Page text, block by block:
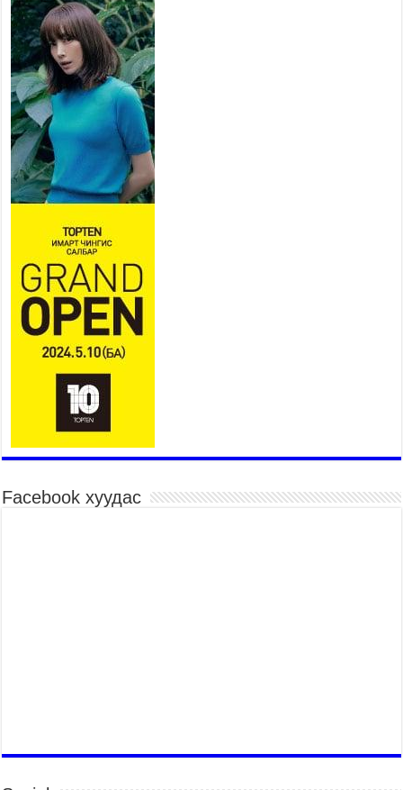
Үер усны болзошгүй аюулаас
сэргийлж, холбогдох
байгууллагууд өндөржүүлсэн
бэлэн байдалд ажиллаж байна
2026 оны 7 сар 15 / 13 цаг 06 минут
Монгол адууны үнэ цэнийг дэлхийд сурталчлах
“Дэлхийн адууны өдөр”-т 15000 морьтон оролцож
байна
2026 оны 7 сар 15 / 11 цаг 51 минут
Шагайн харвааны насанд хүрэгчдийн багийн
төрөлд 106 багийн 848 харваач өрсөлдөж,
2026 оны 7 сар 15 / 11 цаг 45 минут
Үндэсний их баяр наадмын сур харвааны
шагналыг нийслэлийн Засаг дарга бөгөөд
Улаанбаатар хотын Захирагч Б.Пүрэвдагва
гардууллаа
2026 оны 7 сар 15 / 11 цаг 41 минут
Нийслэлийн Эрүүл мэндийн газраас 45 баг
иргэдэд тусламж, үйлчилгээ үзүүлж байна
2026 оны 7 сар 15 / 11 цаг 30 минут
Хүчит бөхийн барилдааны тавын даваа
2026 оны 7 сар 15 / 11 цаг 26 минут
Төв цэнгэлдэх орчмын цэвэрлэгээ, үйлчилгээнд
161 ажилтан, 27 техниктэй ажиллаж байна
Үндэсний их сурын харваанд 850 харваач цэц
Facebook хуудас